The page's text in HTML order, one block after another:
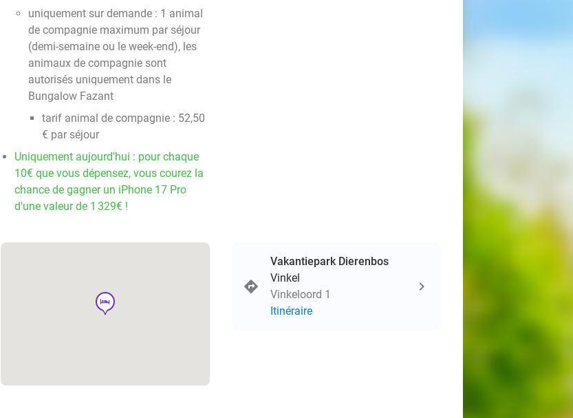
uniquement sur demande : 1 animal
de compagnie maximum par séjour
(demi-semaine ou le week-end), les
animaux de compagnie sont
autorisés uniquement dans le
Bungalow Fazant
tarif animal de compagnie : 52,50
€ par séjour
Uniquement aujourd'hui : pour chaque
10€ que vous dépensez, vous courez la
chance de gagner un iPhone 17 Pro
d'une valeur de 1 329€ !
hotel
Vakantiepark Dierenbos
Vinkel
Vinkeloord 1
Itinéraire